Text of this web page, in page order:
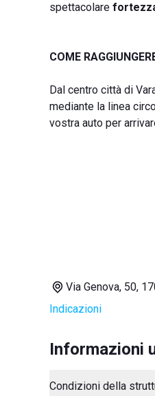
spettacolare
COME
Dal centro città di
mediante la linea
vostra auto per
Via Genova, 50,
Indicazioni
Informazioni
Condizioni della